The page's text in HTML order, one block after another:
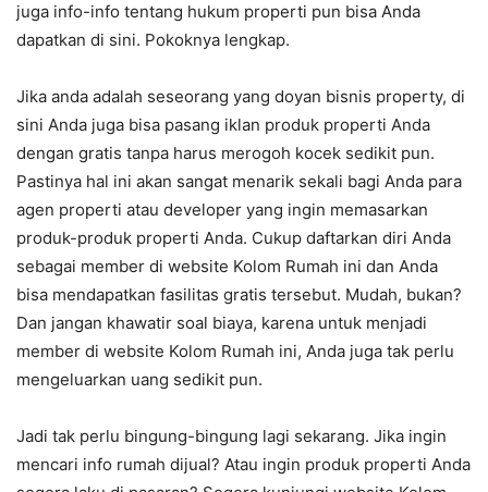
juga info-info tentang hukum properti pun bisa Anda
dapatkan di sini. Pokoknya lengkap.
Jika anda adalah seseorang yang doyan bisnis property, di
sini Anda juga bisa pasang iklan produk properti Anda
dengan gratis tanpa harus merogoh kocek sedikit pun.
Pastinya hal ini akan sangat menarik sekali bagi Anda para
agen properti atau developer yang ingin memasarkan
produk-produk properti Anda. Cukup daftarkan diri Anda
sebagai member di website Kolom Rumah ini dan Anda
bisa mendapatkan fasilitas gratis tersebut. Mudah, bukan?
Dan jangan khawatir soal biaya, karena untuk menjadi
member di website Kolom Rumah ini, Anda juga tak perlu
mengeluarkan uang sedikit pun.
Jadi tak perlu bingung-bingung lagi sekarang. Jika ingin
mencari info rumah dijual? Atau ingin produk properti Anda